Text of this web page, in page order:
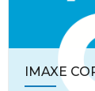
IMAXE